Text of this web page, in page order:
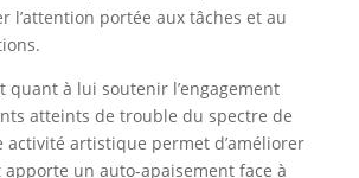
l’attention portée aux tâches et au
quant à lui soutenir l’engagement
atteints de trouble du spectre de
activité artistique permet d’améliorer
un auto-apaisement face à